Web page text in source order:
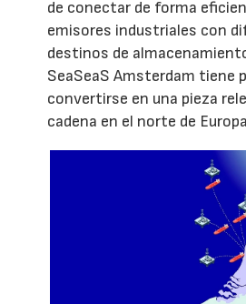
de conectar de forma
emisores industriales con
destinos de
SeaSeaS Amsterdam tiene
convertirse en una pieza
cadena en el norte de